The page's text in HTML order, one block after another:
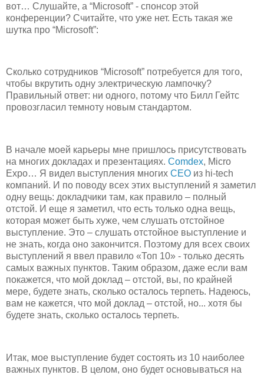
вот… Слушайте, а “Microsoft” - спонсор этой
конференции? Считайте, что уже нет. Есть такая же
шутка про “Microsoft”:
Сколько сотрудников “Microsoft” потребуется для того,
чтобы вкрутить одну электрическую лампочку?
Правильный ответ: ни одного, потому что Билл Гейтс
провозгласил темноту новым стандартом.
В начале моей карьеры мне пришлось присутствовать
на многих докладах и презентациях. Comdex, Micro
Expo… Я видел выступления многих CEO из hi-tech
компаний. И по поводу всех этих выступлений я заметил
одну вещь: докладчики там, как правило – полный
отстой. И еще я заметил, что есть только одна вещь,
которая может быть хуже, чем слушать отстойное
выступление. Это – слушать отстойное выступление и
не знать, когда оно закончится. Поэтому для всех своих
выступлений я ввел правило «Топ 10» - только десять
самых важных пунктов. Таким образом, даже если вам
покажется, что мой доклад – отстой, вы, по крайней
мере, будете знать, сколько осталось терпеть. Надеюсь,
вам не кажется, что мой доклад – отстой, но... хотя бы
будете знать, сколько осталось терпеть.
Итак, мое выступление будет состоять из 10 наиболее
важных пунктов. В целом, оно будет основываться на